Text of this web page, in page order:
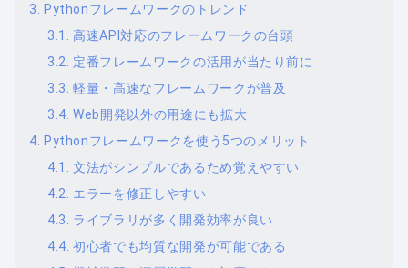
Pythonフレームワークのトレンド
高速API対応のフレームワークの台頭
定番フレームワークの活用が当たり前に
軽量・高速なフレームワークが普及
Web開発以外の用途にも拡大
Pythonフレームワークを使う5つのメリット
文法がシンプルであるため覚えやすい
エラーを修正しやすい
ライブラリが多く開発効率が良い
初心者でも均質な開発が可能である